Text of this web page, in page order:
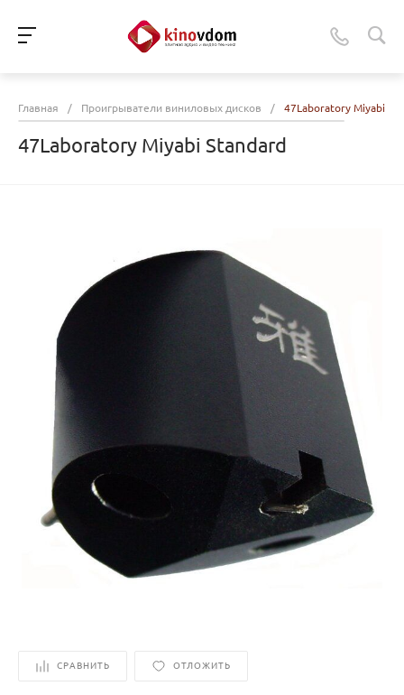
Главная / Проигрыватели виниловых дисков / 47Laboratory Miyabi
47Laboratory Miyabi Standard
СРАВНИТЬ ОТЛОЖИТЬ